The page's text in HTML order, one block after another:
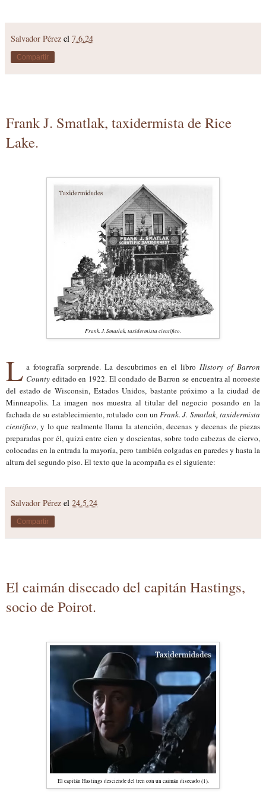
Salvador Pérez el 7.6.24
Compartir
Frank J. Smatlak, taxidermista de Rice
Lake.
Frank. J. Smatlak, taxidermista científico.
L a fotografía sorprende. La descubrimos en el libroHistory of Barron
County editado en 1922. El condado de Barron se encuentra al noroeste
del estado de Wisconsin, Estados Unidos, bastante próximo a la ciudad de
Minneapolis. La imagen nos muestra al titular del negocio posando en la
fachada de su establecimiento, rotulado con unFrank. J. Smatlak, taxidermista
científico, y lo que realmente llama la atención, decenas y decenas de piezas
preparadas por él, quizá entre cien y doscientas, sobre todo cabezas de ciervo,
colocadas en la entrada la mayoría, pero también colgadas en paredes y hasta la
altura del segundo piso. El texto que la acompaña es el siguiente:
Salvador Pérez el 24.5.24
Compartir
El caimán disecado del capitán Hastings,
socio de Poirot.
El capitán Hastings desciende del tren con un caimán disecado (1).